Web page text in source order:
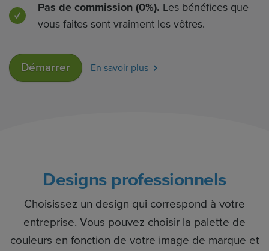
Pas de commission (0%). Les bénéfices que
vous faites sont vraiment les vôtres.
Démarrer En savoir plus
Designs professionnels
Choisissez un design qui correspond à votre
entreprise. Vous pouvez choisir la palette de
couleurs en fonction de votre image de marque et